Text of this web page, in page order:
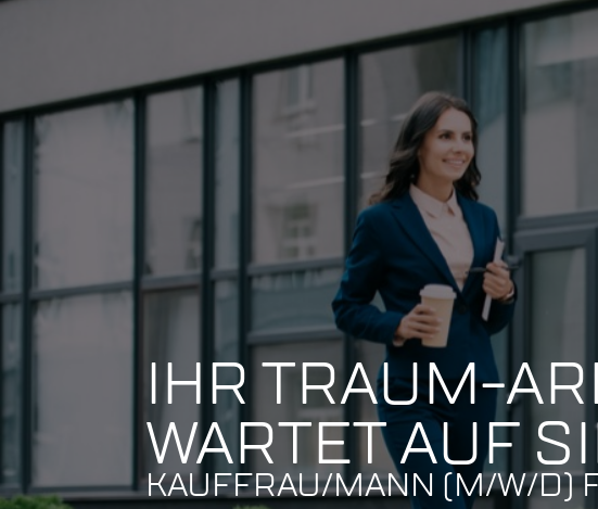
IHR TRAUM-
WARTET AUF
KAUFFRAU/MANN (M/W/D)